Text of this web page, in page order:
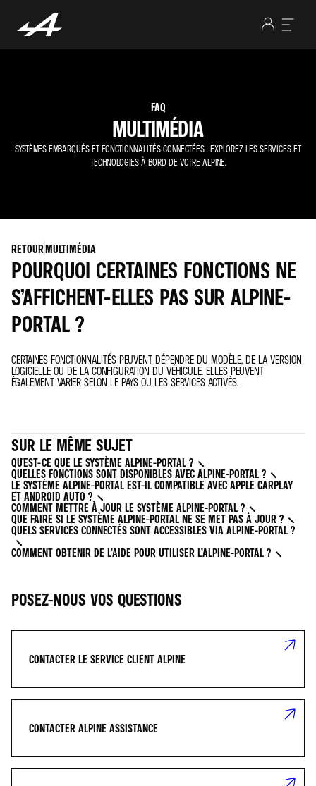
FAQ
MULTIMÉDIA
SYSTÈMES EMBARQUÉS ET FONCTIONNALITÉS CONNECTÉES : EXPLOREZ LES SERVICES ET
TECHNOLOGIES À BORD DE VOTRE ALPINE.
RETOURMULTIMÉDIA
POURQUOI CERTAINES FONCTIONS NE
S’AFFICHENT-ELLES PAS SUR ALPINE-
PORTAL ?
CERTAINES FONCTIONNALITÉS PEUVENT DÉPENDRE DU MODÈLE, DE LA VERSION
LOGICIELLE OU DE LA CONFIGURATION DU VÉHICULE. ELLES PEUVENT
ÉGALEMENT VARIER SELON LE PAYS OU LES SERVICES ACTIVÉS.
SUR LE MÊME SUJET
QU’EST-CE QUE LE SYSTÈME ALPINE-PORTAL ?
QUELLES FONCTIONS SONT DISPONIBLES AVEC ALPINE-PORTAL ?
LE SYSTÈME ALPINE-PORTAL EST-IL COMPATIBLE AVEC APPLE CARPLAY
ET ANDROID AUTO ?
COMMENT METTRE À JOUR LE SYSTÈME ALPINE-PORTAL ?
QUE FAIRE SI LE SYSTÈME ALPINE-PORTAL NE SE MET PAS À JOUR ?
QUELS SERVICES CONNECTÉS SONT ACCESSIBLES VIA ALPINE-PORTAL ?
COMMENT OBTENIR DE L’AIDE POUR UTILISER L’ALPINE-PORTAL ?
POSEZ-NOUS VOS QUESTIONS
CONTACTER LE SERVICE CLIENT ALPINE
CONTACTER ALPINE ASSISTANCE